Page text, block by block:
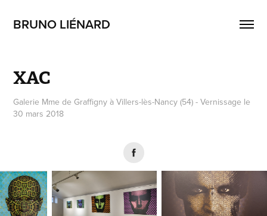
BRUNO LIÉNARD
XAC
Galerie Mme de Graffigny à Villers-lès-Nancy (54) - Vernissage le
30 mars 2018